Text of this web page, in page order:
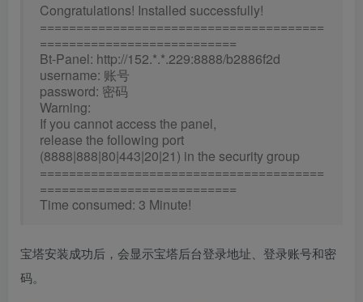
Congratulations! Installed successfully!
=======================================
===========================
Bt-Panel: http://152.*.*.229:8888/b2886f2d
username: 账号
password: 密码
Warning:
If you cannot access the panel,
release the following port
(8888|888|80|443|20|21) in the security group
=======================================
===========================
Time consumed: 3 Minute!
宝塔安装成功后，会显示宝塔后台登录地址、登录账号和密
码。